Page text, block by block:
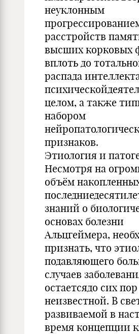
неуклонным
расстройств
высших корковых
вплоть до
распада
целом, а также
набором
признаков.
Этиология и
Несмотря на
объём
знаний о
основах болезни
Альцгеймера,
признать, что
подавляющего
случаев
остаетсядо сих пор
неизвестной. В
развиваемой в
время концепции